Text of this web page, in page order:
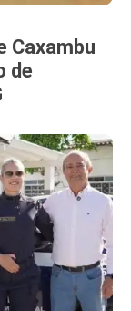
Caxambu
de